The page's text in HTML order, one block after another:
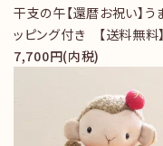
干支の午【還暦お祝い】
ッピング付き 【送料無料
7,700円(内税)